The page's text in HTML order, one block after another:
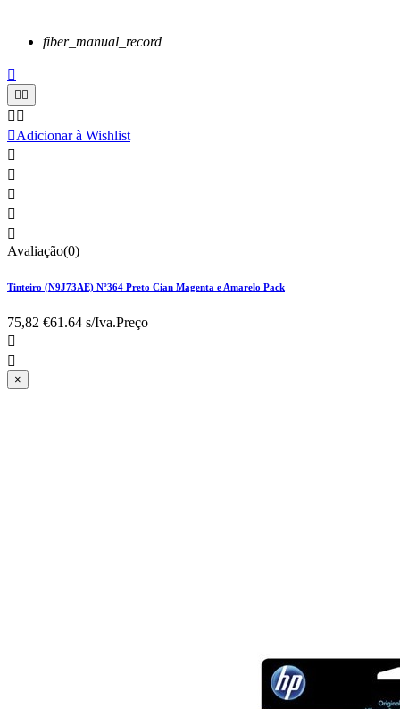
fiber_manual_record

 
 
Adicionar à Wishlist





Avaliação(0)
Tinteiro (N9J73AE) Nº364 Preto Cian Magenta e Amarelo Pack
75,82 €61.64 s/Iva.Preço


×